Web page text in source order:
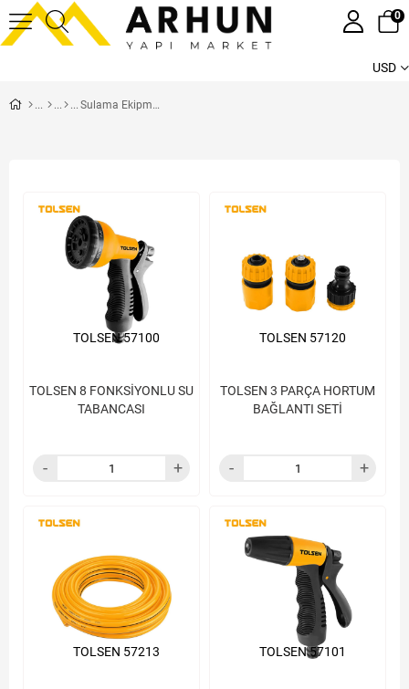
USD
0
Sulama Ekipmanları
TOLSEN 8 FONKSİYONLU SU
TABANCASI
TOLSEN 57100
TOLSEN 3 PARÇA HORTUM
BAĞLANTI SETİ
TOLSEN 57120
TOLSEN 57213 TOLSEN 57101